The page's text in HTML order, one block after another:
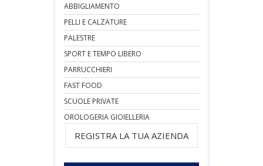
ABBIGLIAMENTO
PELLI E CALZATURE
PALESTRE
SPORT E TEMPO LIBERO
PARRUCCHIERI
FAST FOOD
SCUOLE PRIVATE
OROLOGERIA GIOIELLERIA
REGISTRA LA TUA AZIENDA